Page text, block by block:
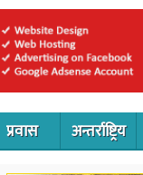
प्रवास अन्तर्राष्ट्रिय